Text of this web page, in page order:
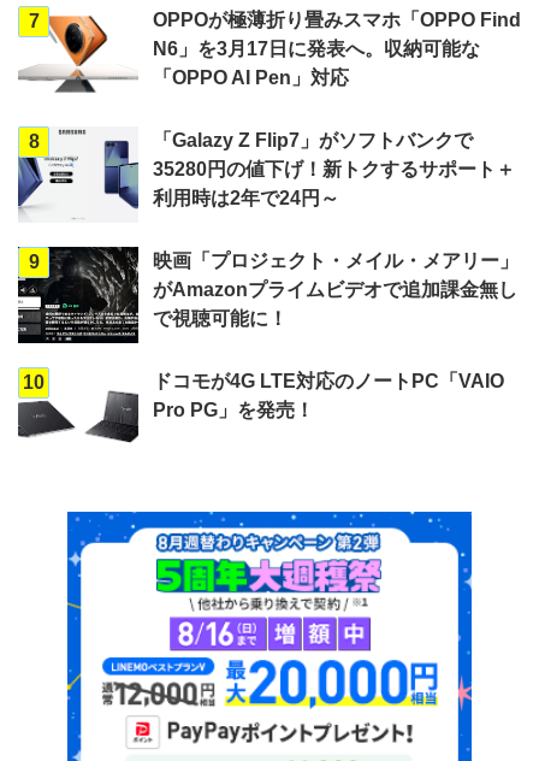
7
OPPOが極薄折り畳みスマホ「OPPO Find
N6」を3月17日に発表へ。収納可能な
「OPPO AI Pen」対応
8
「Galazy Z Flip7」がソフトバンクで
35280円の値下げ！新トクするサポート＋
利用時は2年で24円～
9
映画「プロジェクト・メイル・メアリー」
がAmazonプライムビデオで追加課金無し
で視聴可能に！
10
ドコモが4G LTE対応のノートPC「VAIO
Pro PG」を発売！